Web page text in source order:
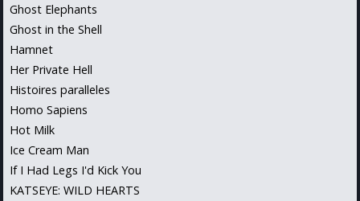
Ghost Elephants
Ghost in the Shell
Hamnet
Her Private Hell
Histoires paralleles
Homo Sapiens
Hot Milk
Ice Cream Man
If I Had Legs I'd Kick You
KATSEYE: WILD HEARTS